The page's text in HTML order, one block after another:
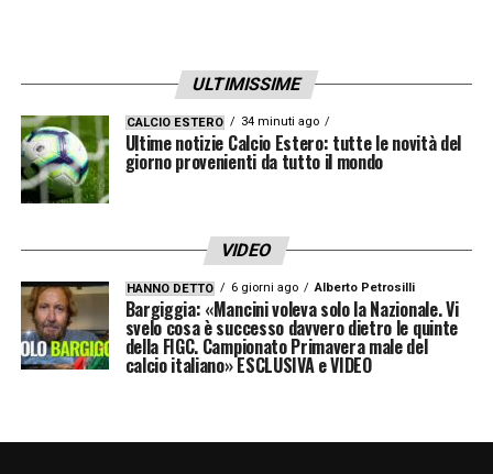
Parallelamente, si sta valutando un
ampliamento delle competenze del VAR. Tra
le ipotesi in esame, la possibilità di
intervenire anche sui secondi cartellini gialli
e sui calci d’angolo assegnati erroneamente.
L’intento è quello di ridurre le ingiustizie
arbitrali senza compromettere la fluidità del
gioco.
ULTIMISSIME
CALCIO ESTERO 34 minuti ago
Ultime notizie Calcio Estero: tutte le novità del
giorno provenienti da tutto il mondo
VIDEO
HANNO DETTO 6 giorni ago Alberto Petrosilli
Bargiggia: «Mancini voleva solo la Nazionale. Vi
svelo cosa è successo davvero dietro le quinte
della FIGC. Campionato Primavera male del
calcio italiano» ESCLUSIVA e VIDEO